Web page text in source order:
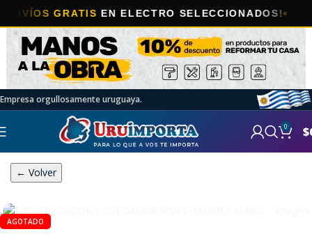
GRATISEN ELECTRO SELECCIONADOS!
Empresa orgullosamente uruguaya.
0 $
← Volver
AGOTADO